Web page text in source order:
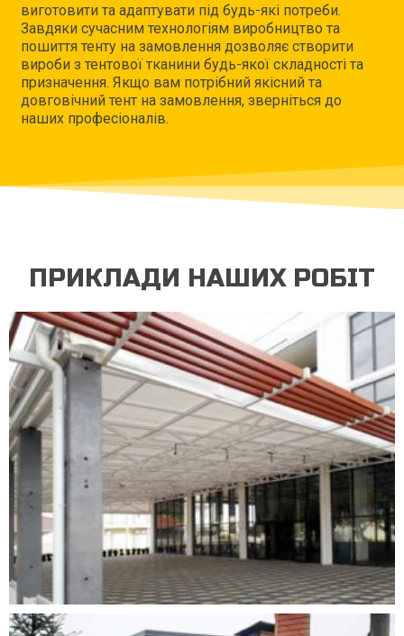
виготовити та адаптувати під будь-які потреби.
Завдяки сучасним технологіям виробництво та
пошиття тенту на замовлення дозволяє створити
вироби з тентової тканини будь-якої складності та
призначення. Якщо вам потрібний якісний та
довговічний тент на замовлення, зверніться до
наших професіоналів.
ПРИКЛАДИ НАШИХ РОБІТ